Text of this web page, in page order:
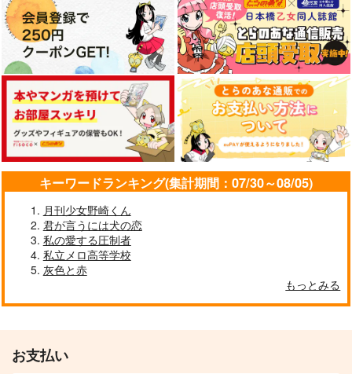
キーワードランキング(集計期間：07/30～08/05)
月刊少女野崎くん
君が言うには犬の恋
私の愛する圧制者
私立メロ高等学校
灰色と赤
もっとみる
お支払い